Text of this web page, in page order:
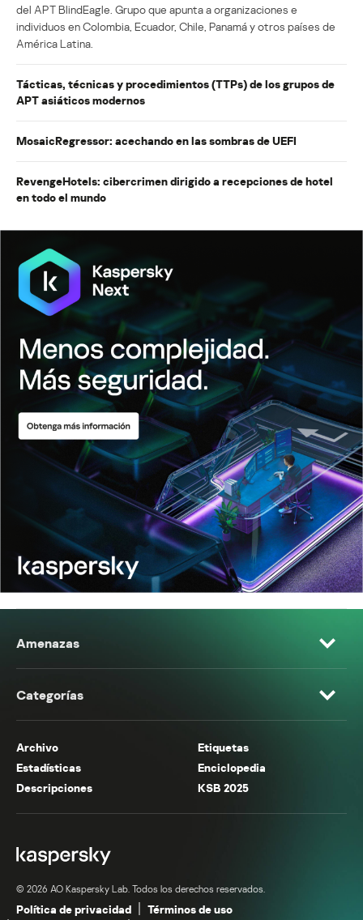
del APT BlindEagle. Grupo que apunta a organizaciones e
individuos en Colombia, Ecuador, Chile, Panamá y otros países de
América Latina.
Tácticas, técnicas y procedimientos (TTPs) de los grupos de
APT asiáticos modernos
MosaicRegressor: acechando en las sombras de UEFI
RevengeHotels: cibercrimen dirigido a recepciones de hotel
en todo el mundo
Amenazas
Categorías
Archivo
Etiquetas
Estadísticas
Enciclopedia
Descripciones
KSB 2025
© 2026 AO Kaspersky Lab. Todos los derechos reservados.
Política de privacidad
Términos de uso